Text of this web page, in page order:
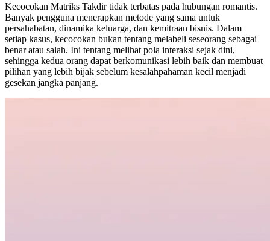
Kecocokan Matriks Takdir tidak terbatas pada hubungan romantis.
Banyak pengguna menerapkan metode yang sama untuk
persahabatan, dinamika keluarga, dan kemitraan bisnis. Dalam
setiap kasus, kecocokan bukan tentang melabeli seseorang sebagai
benar atau salah. Ini tentang melihat pola interaksi sejak dini,
sehingga kedua orang dapat berkomunikasi lebih baik dan membuat
pilihan yang lebih bijak sebelum kesalahpahaman kecil menjadi
gesekan jangka panjang.